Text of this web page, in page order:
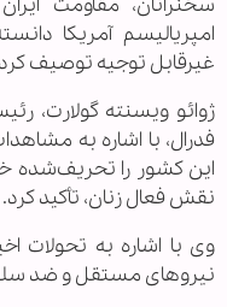
امپریالیسم آمریکا
غیرقابل توجیه توصیف
ژوائو ویسنته گولارت،
فدرال، با اشاره به
این کشور را تحریف‌شده
نقش فعال زنان، تأکید کرد.
وی با اشاره به تحولات
نیروهای مستقل و ضد